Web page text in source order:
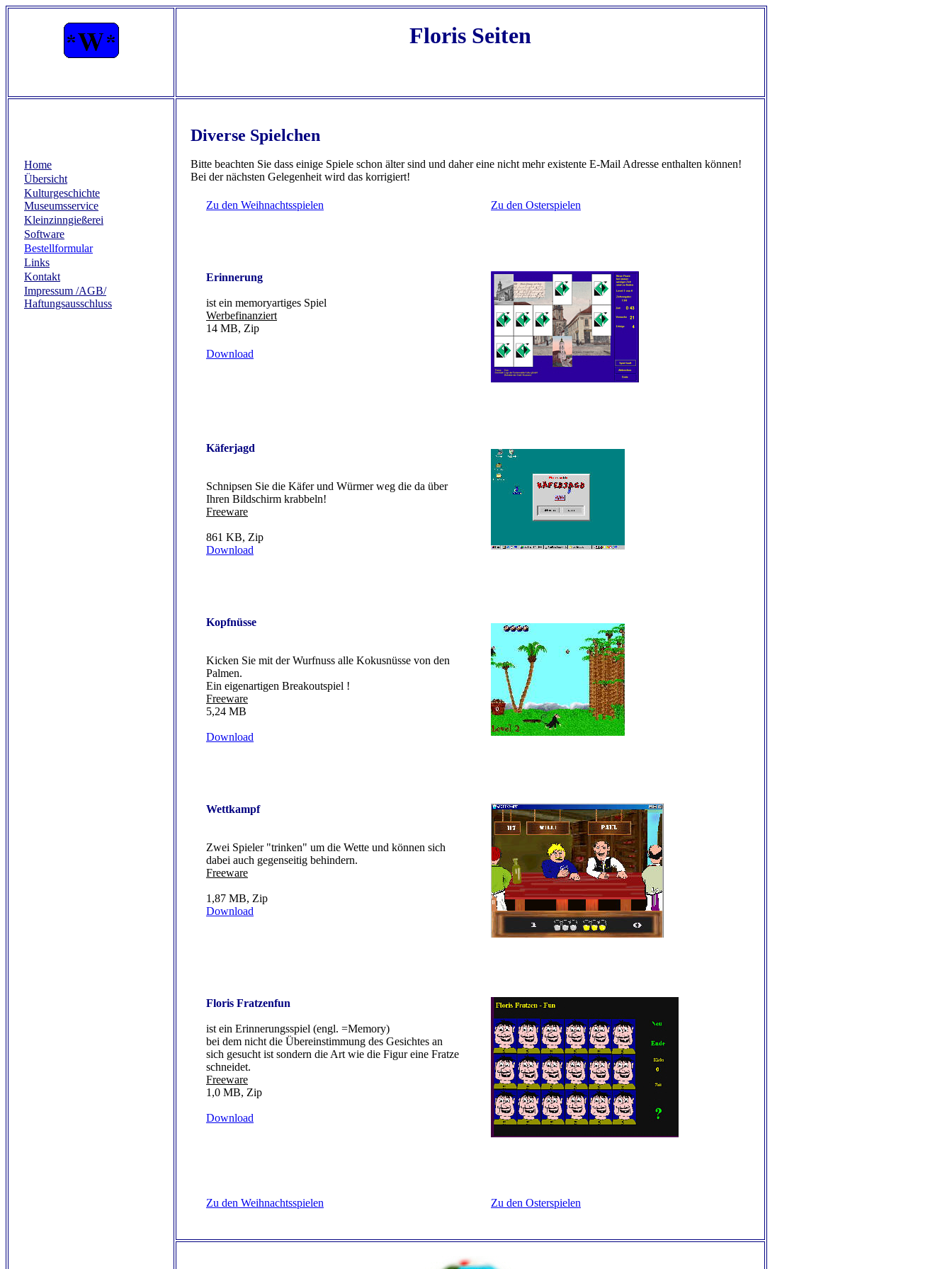
Floris Seiten
Home
Übersicht
Kulturgeschichte
Museumsservice
Kleinzinngießerei
Software
Bestellformular
Links
Kontakt
Impressum /AGB/
Haftungsausschluss
Diverse Spielchen
Bitte beachten Sie dass einige Spiele schon älter sind und daher eine nicht mehr existente E-Mail Adresse enthalten können!
Bei der nächsten Gelegenheit wird das korrigiert!
Zu den Weihnachtsspielen Zu den Osterspielen
Erinnerung
ist ein memoryartiges Spiel
Werbefinanziert
14 MB, Zip
Download
Käferjagd
Schnipsen Sie die Käfer und Würmer weg die da über
Ihren Bildschirm krabbeln!
Freeware
861 KB, Zip
Download
Kopfnüsse
Kicken Sie mit der Wurfnuss alle Kokusnüsse von den
Palmen.
Ein eigenartigen Breakoutspiel !
Freeware
5,24 MB
Download
Wettkampf
Zwei Spieler "trinken" um die Wette und können sich
dabei auch gegenseitig behindern.
Freeware
1,87 MB, Zip
Download
Floris Fratzenfun
ist ein Erinnerungsspiel (engl. =Memory)
bei dem nicht die Übereinstimmung des Gesichtes an
sich gesucht ist sondern die Art wie die Figur eine Fratze
schneidet.
Freeware
1,0 MB, Zip
Download
Zu den Weihnachtsspielen Zu den Osterspielen